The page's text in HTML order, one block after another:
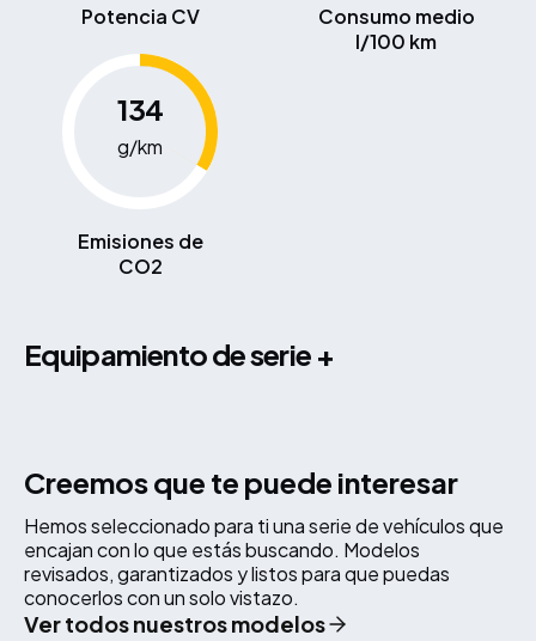
Potencia CV
Consumo medio
l/100 km
134
g/km
Emisiones de
CO2
equipamiento de serie +
Creemos que te puede interesar
Hemos seleccionado para ti una serie de vehículos que
encajan con lo que estás buscando. Modelos
revisados, garantizados y listos para que puedas
conocerlos con un solo vistazo.
Ver todos nuestros modelos